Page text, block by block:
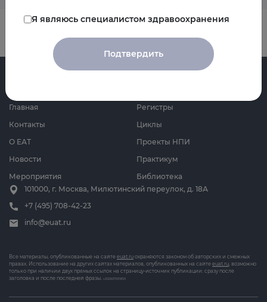
Главная
О ЕАТ
Новости
Мероприятия
Циклы
Проекты НПИ
Практикум
Библиотека
Регистры
Контакты
101000, г. Москва, Милютинский переулок, д. 18А
+7 (495) 708-42-23
info@euat.ru
Все материалы, опубликованные на сайте euat.ru охраняются законом об авторских и смежных
правах. Использование на других сайтах материалов, опубликованных на сайте euat.ru, возможно
только при наличии двух прямых ссылок на страницу-источник публикации: сразу после
заголовка и после последней фразы. v202607031833
Я являюсь специалистом здравоохранения
Подтвердить